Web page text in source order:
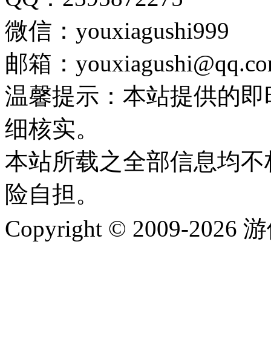
微信：youxiagushi999
邮箱：
温馨提示：本站提供的
细核实。
本站所载之全部信息均
险自担。
Copyright © 2009-2026